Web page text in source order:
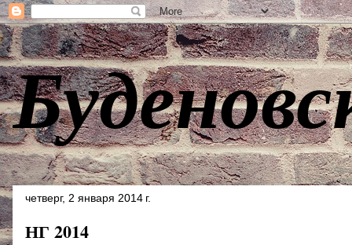
четверг, 2 января 2014 г.
НГ 2014